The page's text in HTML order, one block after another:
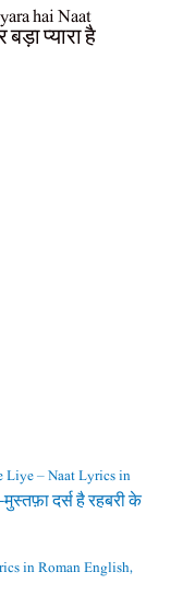
hai Naat
प्यारा है
Liye – Naat Lyrics in
दर्स है रहबरी के
in Roman English,